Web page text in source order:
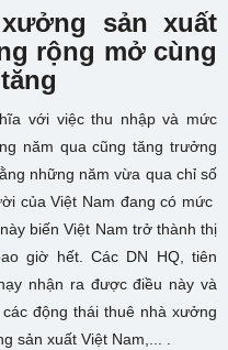
sản xuất
rộng mở cùng
với việc thu nhập và mức
năm qua cũng tăng trưởng
những năm vừa qua chỉ số
của Việt Nam đang có mức
biến Việt Nam trở thành thị
giờ hết. Các DN HQ, tiên
nhận ra được điều này và
động thái thuê nhà xưởng
sản xuất Việt Nam,... .